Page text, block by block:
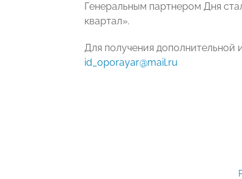
Генеральным партнером Дня
квартал».
Для получения дополнительной
id_oporayar@mail.ru